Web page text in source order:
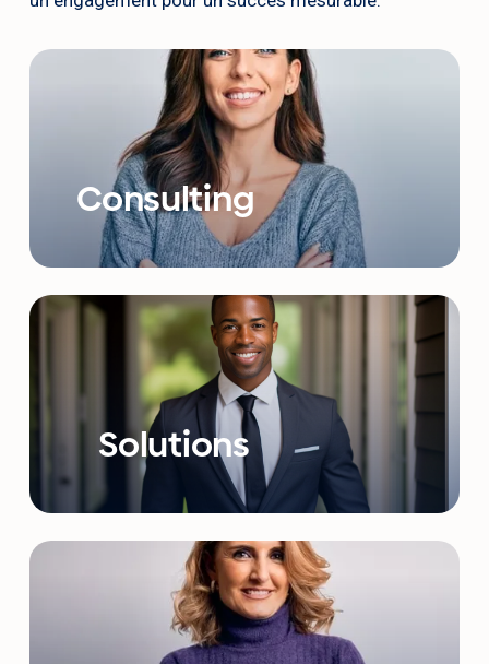
Consulting
Solutions